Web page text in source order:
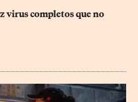
virus completos que no